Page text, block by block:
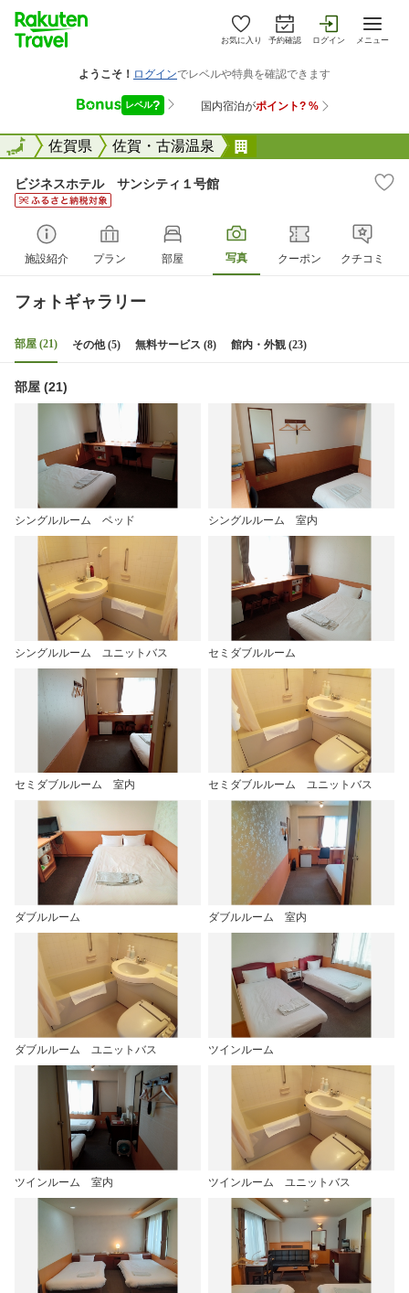
お気に入り 予約確認 ログイン メニュー
全国佐賀県 佐賀・古湯温泉
全国
ビジネスホテル サンシティ１号館
施設紹介 プラン 部屋 写真 クーポン クチコミ
フォトギャラリー
部屋 (21) その他 (5) 無料サービス (8) 館内・外観 (23)
部屋 (21)
シングルルーム ベッド シングルルーム 室内
シングルルーム ユニットバス セミダブルルーム
セミダブルルーム 室内 セミダブルルーム ユニットバス
ダブルルーム ダブルルーム 室内
ダブルルーム ユニットバス ツインルーム
ツインルーム 室内 ツインルーム ユニットバス